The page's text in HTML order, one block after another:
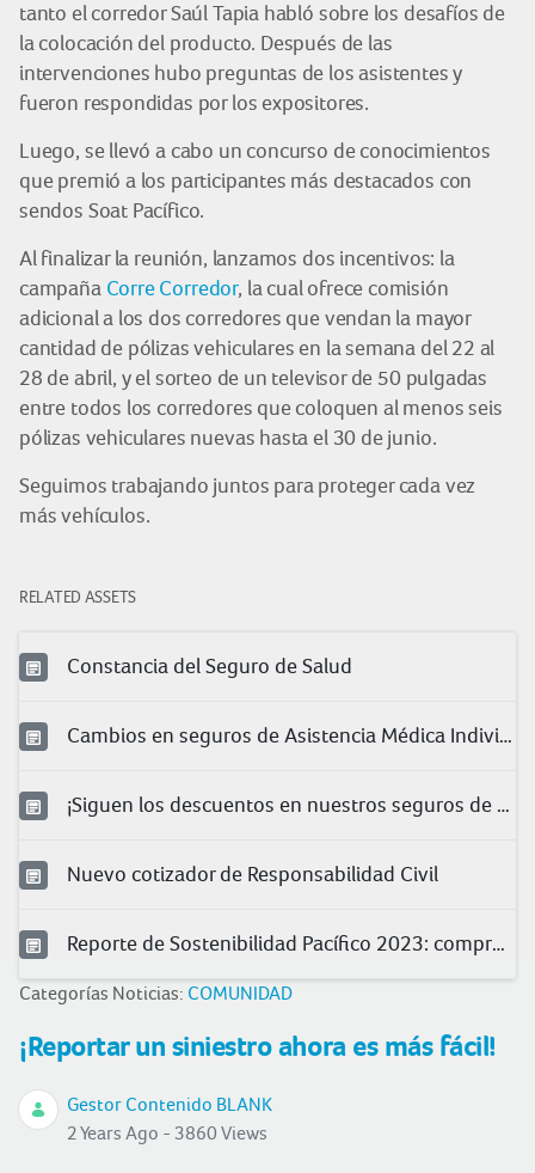
tanto el corredor Saúl Tapia habló sobre los desafíos de
la colocación del producto. Después de las
intervenciones hubo preguntas de los asistentes y
fueron respondidas por los expositores.
Luego, se llevó a cabo un concurso de conocimientos
que premió a los participantes más destacados con
sendos Soat Pacífico.
Al finalizar la reunión, lanzamos dos incentivos: la
campaña Corre Corredor, la cual ofrece comisión
adicional a los dos corredores que vendan la mayor
cantidad de pólizas vehiculares en la semana del 22 al
28 de abril, y el sorteo de un televisor de 50 pulgadas
entre todos los corredores que coloquen al menos seis
pólizas vehiculares nuevas hasta el 30 de junio.
Seguimos trabajando juntos para proteger cada vez
más vehículos.
RELATED ASSETS
Constancia del Seguro de Salud
Cambios en seguros de Asistencia Médica Individual
¡Siguen los descuentos en nuestros seguros de salud!
Nuevo cotizador de Responsabilidad Civil
Reporte de Sostenibilidad Pacífico 2023: compromiso con la sociedad
Categorías Noticias: COMUNIDAD
¡Reportar un siniestro ahora es más fácil!
Gestor Contenido BLANK
2 Years Ago - 3860 Views